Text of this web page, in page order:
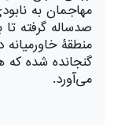
مهاجمان به
صدساله گرفته
منطقۀ
گنجانده شده
می‌آورد.